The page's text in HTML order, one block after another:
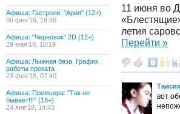
Афиша: Гастроли: "Ария" (12+)
06 фев’19, 19:56
Афиша: "Черновик" 2D (12+)
29 мая’18, 16:19
Афиша: Лыжная база. График
работы проката
23 фев’18, 07:40
Афиша: Премьера: "Так не
бывает!!!" (18+)
24 янв’18, 14:43
11 июня во
летия
Перейти »
вот